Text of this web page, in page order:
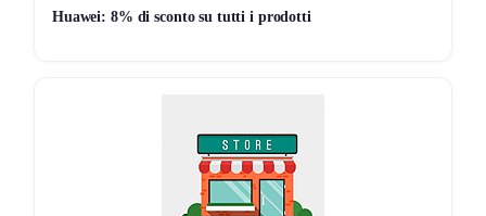
Huawei: 8% di sconto su tutti i prodotti